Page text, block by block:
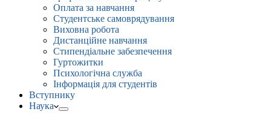
Оплата за навчання
Студентське самоврядування
Виховна робота
Дистанційне навчання
Стипендіальне забезпечення
Гуртожитки
Психологічна служба
Інформація для студентів
Вступнику
Наука